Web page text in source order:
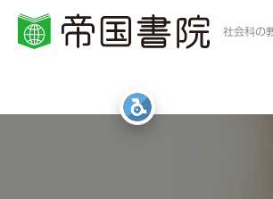
社会科の